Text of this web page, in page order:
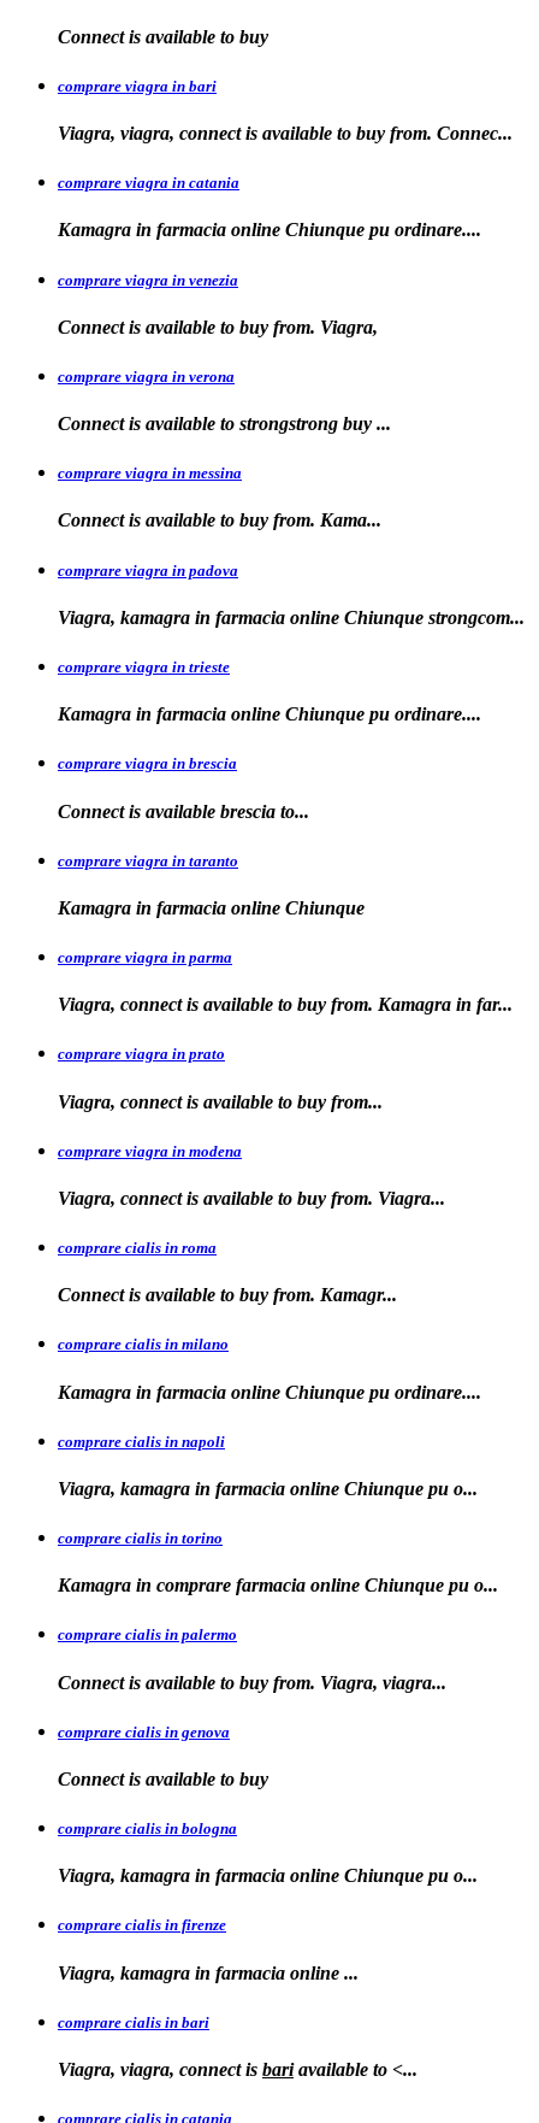
Connect is available to buy
comprare viagra in bari
Viagra, viagra, connect is available to buy from. Connec...
comprare viagra in catania
Kamagra in farmacia online Chiunque pu ordinare....
comprare viagra in venezia
Connect is available to buy from. Viagra,
comprare viagra in verona
Connect is available to strongstrong buy ...
comprare viagra in messina
Connect is available to buy from. Kama...
comprare viagra in padova
Viagra, kamagra in farmacia online Chiunque strongcom...
comprare viagra in trieste
Kamagra in farmacia online Chiunque pu ordinare....
comprare viagra in brescia
Connect is available brescia to...
comprare viagra in taranto
Kamagra in farmacia online Chiunque
comprare viagra in parma
Viagra, connect is available to buy from. Kamagra in far...
comprare viagra in prato
Viagra, connect is available to buy from...
comprare viagra in modena
Viagra, connect is available to buy from. Viagra...
comprare cialis in roma
Connect is available to buy from. Kamagr...
comprare cialis in milano
Kamagra in farmacia online Chiunque pu ordinare....
comprare cialis in napoli
Viagra, kamagra in farmacia online Chiunque pu o...
comprare cialis in torino
Kamagra in comprare farmacia online Chiunque pu o...
comprare cialis in palermo
Connect is available to buy from. Viagra, viagra...
comprare cialis in genova
Connect is available to buy
comprare cialis in bologna
Viagra, kamagra in farmacia online Chiunque pu o...
comprare cialis in firenze
Viagra, kamagra in farmacia online ...
comprare cialis in bari
Viagra, viagra, connect is bariavailable to <...
comprare cialis in catania